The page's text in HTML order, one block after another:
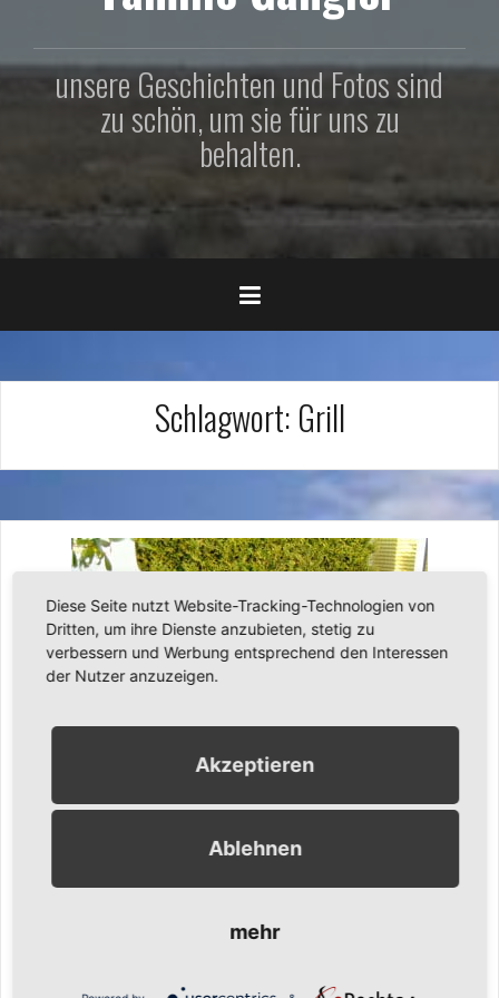
unsere Geschichten und Fotos sind
zu schön, um sie für uns zu
behalten.
Schlagwort: Grill
20. April 2008Ronny Gängler
Angrillen bei Werner
Diese Seite nutzt Website-Tracking-Technologien von
Dritten, um ihre Dienste anzubieten, stetig zu
verbessern und Werbung entsprechend den Interessen
der Nutzer anzuzeigen.
Akzeptieren
Ablehnen
mehr